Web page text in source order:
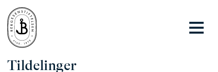
Tildelinger